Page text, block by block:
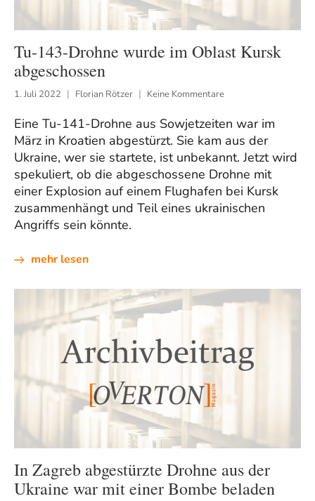
Tu-143-Drohne wurde im Oblast Kursk
abgeschossen
1. Juli 2022 Florian Rötzer Keine Kommentare
Eine Tu-141-Drohne aus Sowjetzeiten war im
März in Kroatien abgestürzt. Sie kam aus der
Ukraine, wer sie startete, ist unbekannt. Jetzt wird
spekuliert, ob die abgeschossene Drohne mit
einer Explosion auf einem Flughafen bei Kursk
zusammenhängt und Teil eines ukrainischen
Angriffs sein könnte.
mehr lesen
In Zagreb abgestürzte Drohne aus der
Ukraine war mit einer Bombe beladen